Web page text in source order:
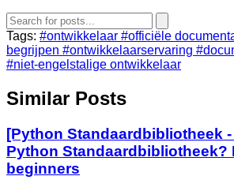
Tags: #ontwikkelaar #officiële
begrijpen #ontwikkelaarservaring
#niet‑engelstalige ontwikkelaar
Similar Posts
[Python Standaardbibliotheek -
Python Standaardbibliotheek?
beginners